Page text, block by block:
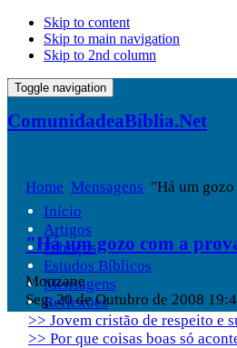
Skip to content
Skip to main navigation
Skip to 2nd column
Toggle navigation
ComunidadeaBíblia.Net
Início
Artigos
Esboços
Estudos Bíblicos
Mensagens
Reflexões
Home Mensagens "Há um
"Há um gozo com a
Monzane
Seg, 20 de Outubro de 2008
>> Jovem cristão de respeito e
>> Por que coisas boas só